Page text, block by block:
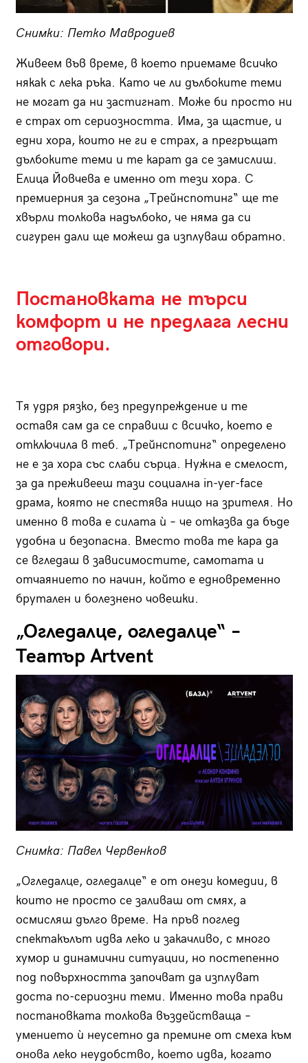
Снимки: Петко Мавродиев
Живеем във време, в което приемаме всичко
някак с лека ръка. Като че ли дълбоките теми
не могат да ни застигнат. Може би просто ни
е страх от сериозността. Има, за щастие, и
едни хора, които не ги е страх, а прегръщат
дълбоките теми и те карат да се замислиш.
Елица Йовчева е именно от тези хора. С
премиерния за сезона „Трейнспотинг“ ще те
хвърли толкова надълбоко, че няма да си
сигурен дали ще можеш да изплуваш обратно.
Постановката не търси
комфорт и не предлага лесни
отговори.
Тя удря рязко, без предупреждение и те
оставя сам да се справиш с всичко, което е
отключила в теб. „Трейнспотинг“ определено
не е за хора със слаби сърца. Нужна е смелост,
за да преживееш тази социална in-yer-face
драма, която не спестява нищо на зрителя. Но
именно в това е силата ѝ – че отказва да бъде
удобна и безопасна. Вместо това те кара да
се вгледаш в зависимостите, самотата и
отчаянието по начин, който е едновременно
брутален и болезнено човешки.
„Огледалце, огледалце“ –
Театър Artvent
Снимка: Павел Червенков
„Огледалце, огледалце“ е от онези комедии, в
които не просто се заливаш от смях, а
осмисляш дълго време. На пръв поглед
спектакълът идва леко и закачливо, с много
хумор и динамични ситуации, но постепенно
под повърхността започват да изплуват
доста по-сериозни теми. Именно това прави
постановката толкова въздействаща –
умението ѝ неусетно да премине от смеха към
онова леко неудобство, което идва, когато